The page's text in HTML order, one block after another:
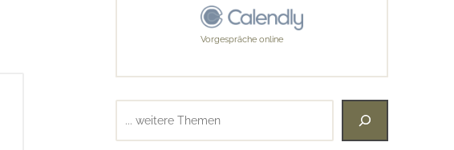
Vorgespräche online